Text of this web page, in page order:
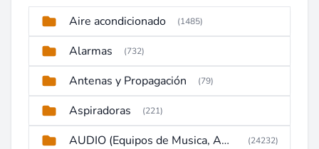
Aire acondicionado (1485)
Alarmas (732)
Antenas y Propagación (79)
Aspiradoras (221)
AUDIO (Equipos de Musica, Amplificadores, Reproductores, Etc) (24232)